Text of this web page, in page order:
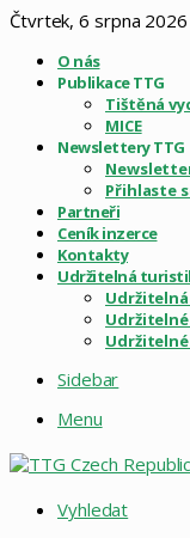
Čtvrtek, 6 srpna 2026
O nás
Publikace TTG
Tištěná
MICE
Newslettery TTG
Přihlaste
Partneři
Ceník inzerce
Kontakty
Udržitelná
Sidebar
Menu
Vyhledat